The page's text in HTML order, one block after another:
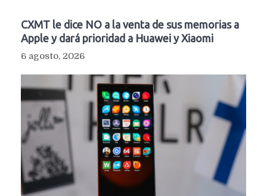
CXMT le dice NO a la venta de sus memorias a
Apple y dará prioridad a Huawei y Xiaomi
6 agosto, 2026